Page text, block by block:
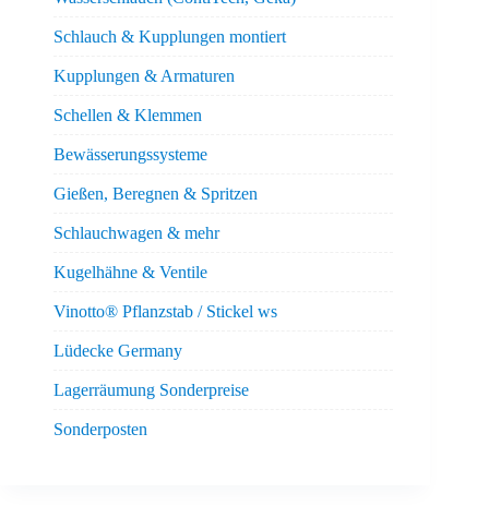
Schlauch & Kupplungen montiert
Kupplungen & Armaturen
Schellen & Klemmen
Bewässerungssysteme
Gießen, Beregnen & Spritzen
Schlauchwagen & mehr
Kugelhähne & Ventile
Vinotto® Pflanzstab / Stickel ws
Lüdecke Germany
Lagerräumung Sonderpreise
Sonderposten